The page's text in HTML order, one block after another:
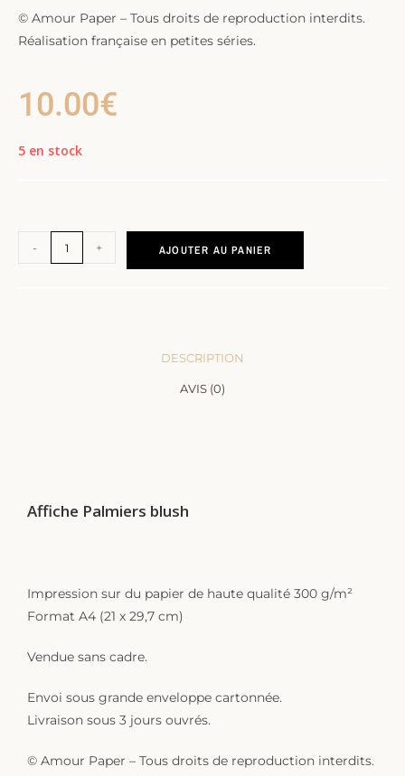
© Amour Paper – Tous droits de reproduction interdits.
Réalisation française en petites séries.
10.00€
5 en stock
- + AJOUTER AU PANIER
DESCRIPTION
AVIS (0)
Affiche Palmiers blush
Impression sur du papier de haute qualité 300 g/m²
Format A4 (21 x 29,7 cm)
Vendue sans cadre.
Envoi sous grande enveloppe cartonnée.
Livraison sous 3 jours ouvrés.
© Amour Paper – Tous droits de reproduction interdits.